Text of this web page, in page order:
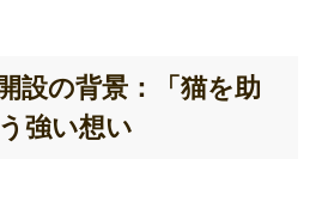
設の背景：「猫を助
強い想い